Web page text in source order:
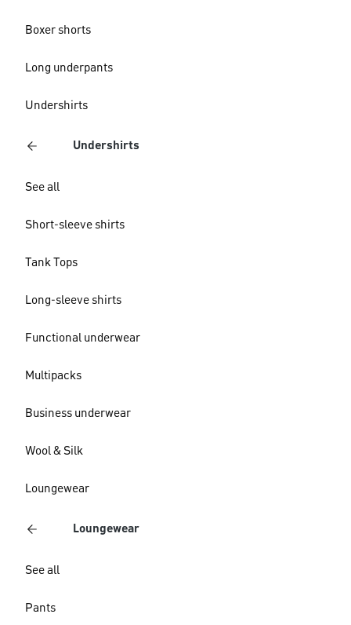
Boxer shorts
Long underpants
Undershirts
Undershirts
See all
Short-sleeve shirts
Tank Tops
Long-sleeve shirts
Functional underwear
Multipacks
Business underwear
Wool & Silk
Loungewear
Loungewear
See all
Pants